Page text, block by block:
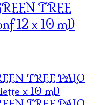
TREE
12 x 10 ml)